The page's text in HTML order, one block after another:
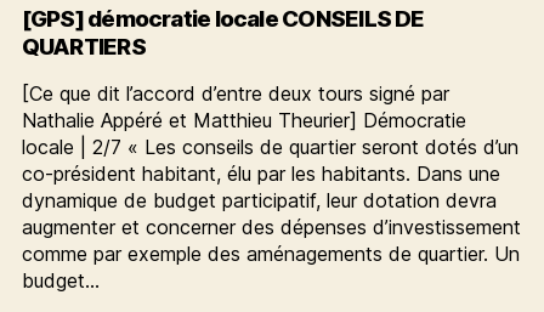
[GPS] démocratie locale CONSEILS DE
QUARTIERS
[Ce que dit l’accord d’entre deux tours signé par
Nathalie Appéré et Matthieu Theurier] Démocratie
locale | 2/7 « Les conseils de quartier seront dotés d’un
co-président habitant, élu par les habitants. Dans une
dynamique de budget participatif, leur dotation devra
augmenter et concerner des dépenses d’investissement
comme par exemple des aménagements de quartier. Un
budget…